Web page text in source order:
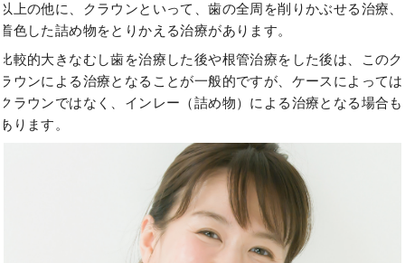
以上の他に、クラウンといって、歯の全周を削りかぶせる治療、
着色した詰め物をとりかえる治療があります。
比較的大きなむし歯を治療した後や根管治療をした後は、このク
ラウンによる治療となることが一般的ですが、ケースによっては
クラウンではなく、インレー（詰め物）による治療となる場合も
あります。